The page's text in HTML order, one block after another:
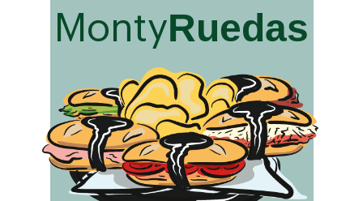
MontyRuedas